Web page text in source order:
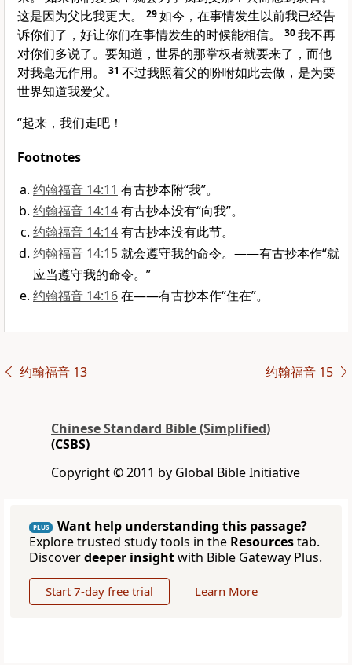
这是因为父比我更大。
29如今，在事情发生以前我已经告
诉你们了，好让你们在事情发生的时候能相信。
30我不再
对你们多说了。要知道，世界的那掌权者就要来了，而他
对我毫无作用。
31 不过我照着父的吩咐如此去做，是为要
世界知道我爱父。
“起来，我们走吧！
Footnotes
约翰福音 14:11 有古抄本附“我”。
约翰福音 14:14有古抄本没有“向我”。
约翰福音 14:14有古抄本没有此节。
约翰福音 14:15就会遵守我的命令。——有古抄本作“就
应当遵守我的命令。”
约翰福音 14:16在——有古抄本作“住在”。
约翰福音 13 约翰福音 15
Chinese Standard Bible (Simplified)
(CSBS)
Copyright © 2011 by Global Bible Initiative
PLUS
Want help understanding this passage?
Explore trusted study tools in the Resourcestab.
Discoverdeeper insightwith Bible Gateway Plus.
Start 7-day free trial Learn More